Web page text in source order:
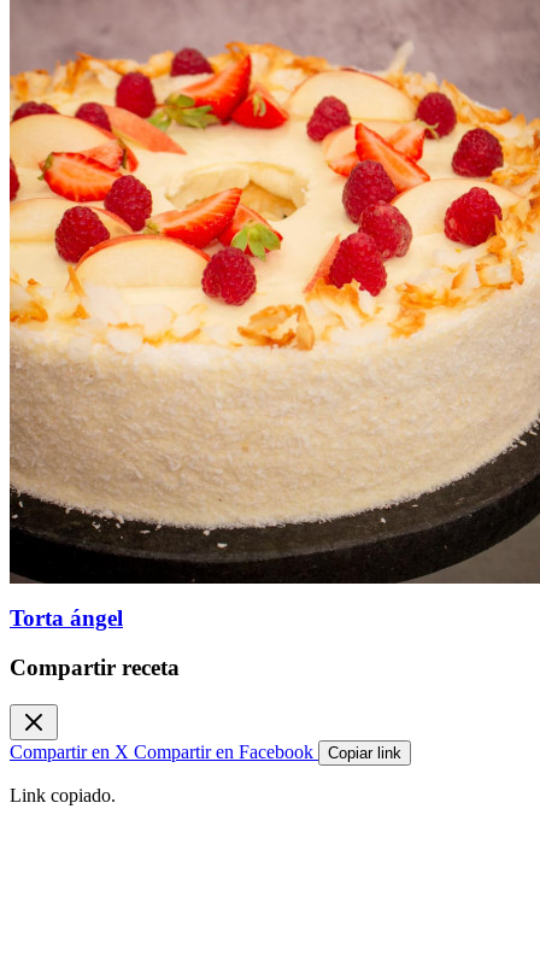
Torta ángel
Compartir receta
Compartir en X Compartir en Facebook Copiar link
Link copiado.